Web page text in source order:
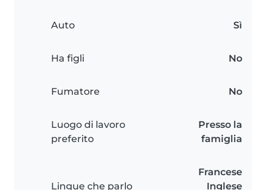
Auto Sì
Ha figli No
Fumatore No
Luogo di lavoro
preferito
Presso la
famiglia
Lingue che parlo
Francese
Inglese